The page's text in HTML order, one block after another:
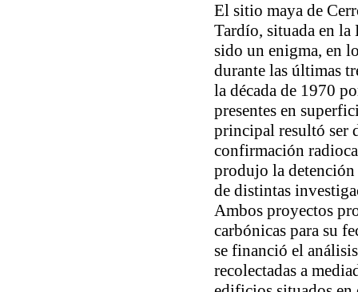
El sitio maya de
Tardío, situada en la
sido un enigma, en
durante las últimas
la década de 1970
presentes en
principal resultó ser
confirmación
produjo la
de distintas
Ambos proyectos
carbónicas para su
se financió el
recolectadas a